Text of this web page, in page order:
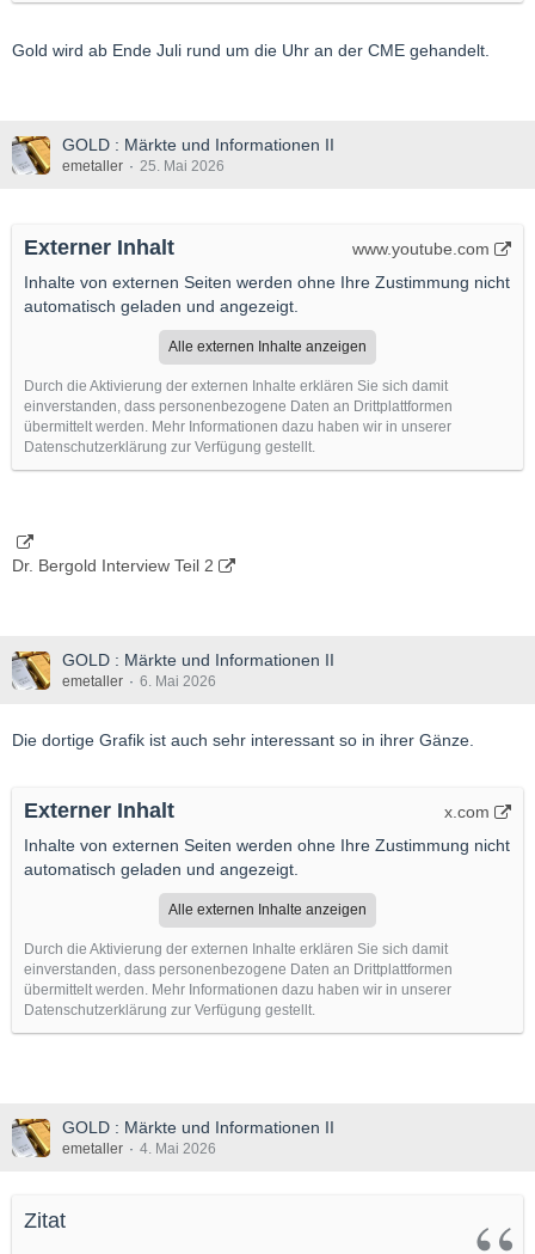
Gold wird ab Ende Juli rund um die Uhr an der CME gehandelt.
GOLD : Märkte und Informationen II
emetaller 25. Mai 2026
Externer Inhalt
www.youtube.com
Inhalte von externen Seiten werden ohne Ihre Zustimmung nicht
automatisch geladen und angezeigt.
Alle externen Inhalte anzeigen
Durch die Aktivierung der externen Inhalte erklären Sie sich damit
einverstanden, dass personenbezogene Daten an Drittplattformen
übermittelt werden. Mehr Informationen dazu haben wir in unserer
Datenschutzerklärung zur Verfügung gestellt.
Dr. Bergold Interview Teil 2
GOLD : Märkte und Informationen II
emetaller 6. Mai 2026
Die dortige Grafik ist auch sehr interessant so in ihrer Gänze.
Externer Inhalt
x.com
Inhalte von externen Seiten werden ohne Ihre Zustimmung nicht
automatisch geladen und angezeigt.
Alle externen Inhalte anzeigen
Durch die Aktivierung der externen Inhalte erklären Sie sich damit
einverstanden, dass personenbezogene Daten an Drittplattformen
übermittelt werden. Mehr Informationen dazu haben wir in unserer
Datenschutzerklärung zur Verfügung gestellt.
GOLD : Märkte und Informationen II
emetaller 4. Mai 2026
Zitat